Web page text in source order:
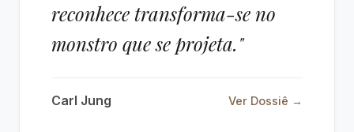
reconhece transforma-se no
monstro que se projeta."
Carl Jung Ver Dossiê →